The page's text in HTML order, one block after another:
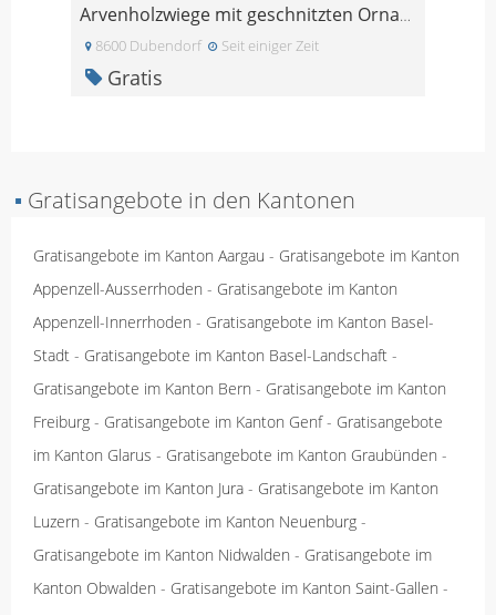
Arvenholzwiege mit geschnitzten Ornamenten
8600 Dubendorf Seit einiger Zeit
Gratis
▪ Gratisangebote in den Kantonen
Gratisangebote im Kanton Aargau - Gratisangebote im Kanton
Appenzell-Ausserrhoden - Gratisangebote im Kanton
Appenzell-Innerrhoden - Gratisangebote im Kanton Basel-
Stadt - Gratisangebote im Kanton Basel-Landschaft -
Gratisangebote im Kanton Bern - Gratisangebote im Kanton
Freiburg - Gratisangebote im Kanton Genf- Gratisangebote
im Kanton Glarus - Gratisangebote im Kanton Graubünden -
Gratisangebote im Kanton Jura - Gratisangebote im Kanton
Luzern - Gratisangebote im Kanton Neuenburg -
Gratisangebote im Kanton Nidwalden - Gratisangebote im
Kanton Obwalden - Gratisangebote im Kanton Saint-Gallen -